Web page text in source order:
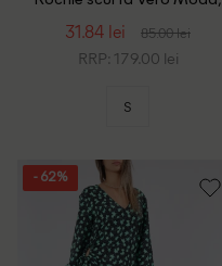
31.84 lei 85.00 lei
RRP: 179.00 lei
S
- 62%